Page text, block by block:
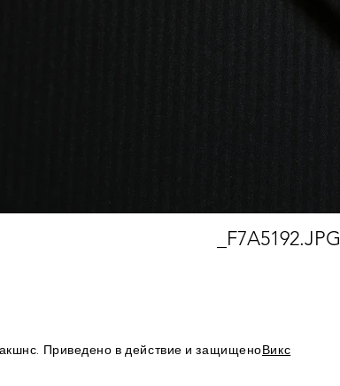
_F7A5192.JPG
Приведено в действие и защищеноВикс